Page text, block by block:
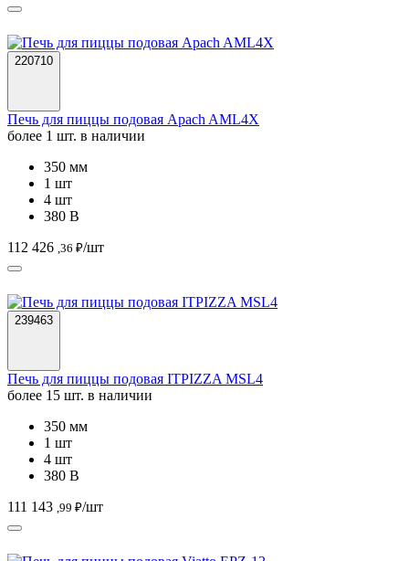
220710
Печь для пиццы подовая Apach AML4X
более 1 шт. в наличии
350 мм
1 шт
4 шт
380 В
112 426 ,36 ₽/шт
239463
Печь для пиццы подовая ITPIZZA MSL4
более 15 шт. в наличии
350 мм
1 шт
4 шт
380 В
111 143 ,99 ₽/шт